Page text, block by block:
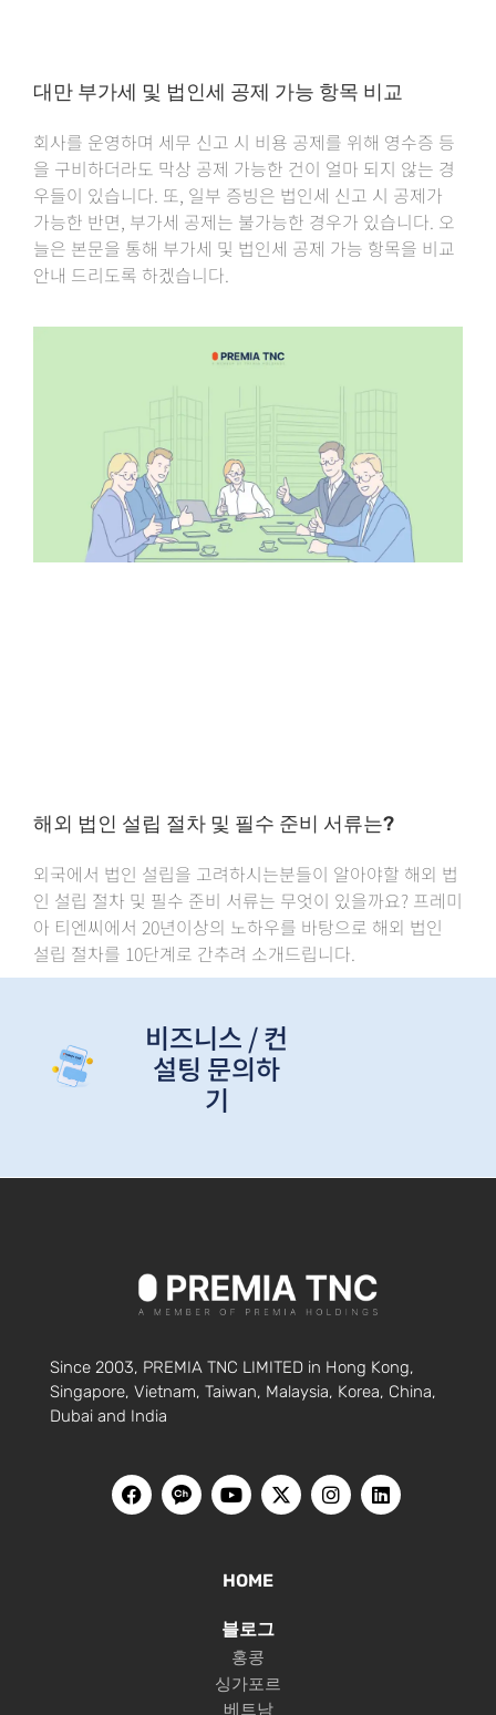
대만 부가세 및 법인세 공제 가능 항목 비교
회사를 운영하며 세무 신고 시 비용 공제를 위해 영수증 등
을 구비하더라도 막상 공제 가능한 건이 얼마 되지 않는 경
우들이 있습니다. 또, 일부 증빙은 법인세 신고 시 공제가
가능한 반면, 부가세 공제는 불가능한 경우가 있습니다. 오
늘은 본문을 통해 부가세 및 법인세 공제 가능 항목을 비교
안내 드리도록 하겠습니다.
해외 법인 설립 절차 및 필수 준비 서류는?
외국에서 법인 설립을 고려하시는분들이 알아야할 해외 법
인 설립 절차 및 필수 준비 서류는 무엇이 있을까요? 프레미
아 티엔씨에서 20년이상의 노하우를 바탕으로 해외 법인
설립 절차를 10단계로 간추려 소개드립니다.
비즈니스 / 컨
설팅 문의하
기
Since 2003, PREMIA TNC LIMITED in Hong Kong,
Singapore, Vietnam, Taiwan, Malaysia, Korea, China,
Dubai and India
HOME
블로그
홍콩
싱가포르
베트남